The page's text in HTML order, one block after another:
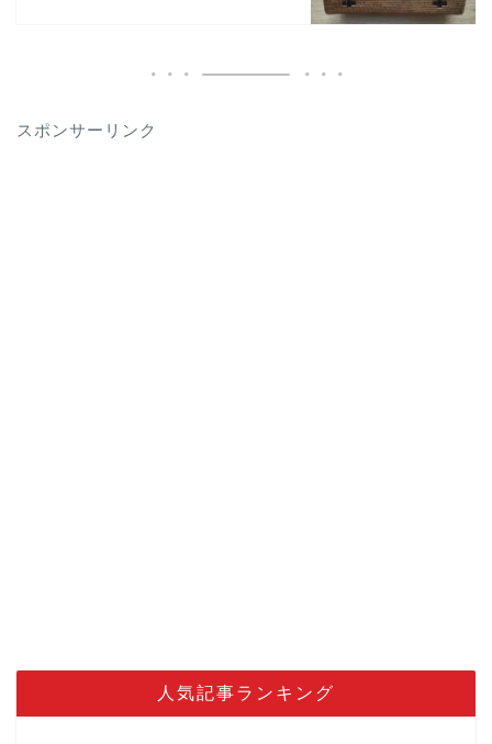
スポンサーリンク
人気記事ランキング